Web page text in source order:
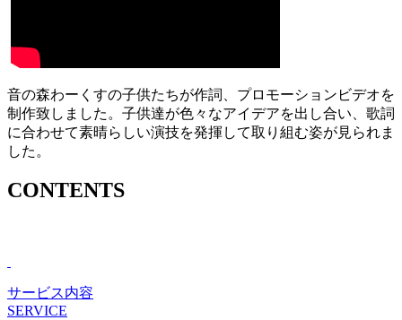
音の森わーくすの子供たちが作詞、プロモーションビデオを
制作致しました。子供達が色々なアイデアを出し合い、歌詞
に合わせて素晴らしい演技を発揮して取り組む姿が見られま
した。
CONTENTS
サービス内容
SERVICE